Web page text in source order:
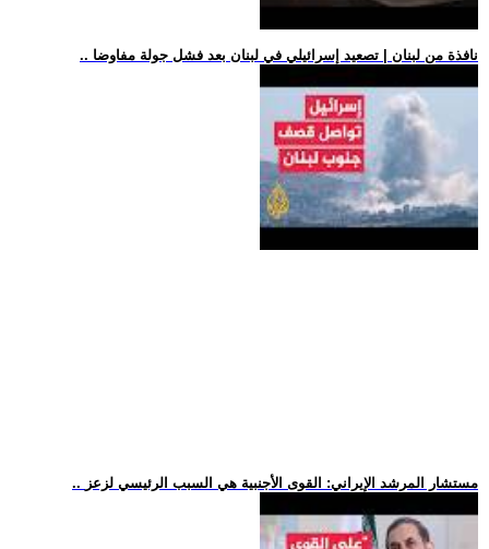
.. نافذة من لبنان | تصعيد إسرائيلي في لبنان بعد فشل جولة مفاوضا
.. مستشار المرشد الإيراني: القوى الأجنبية هي السبب الرئيسي لزعز